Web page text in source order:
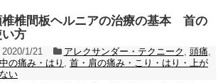
椎椎間板ヘルニアの治療の基本 首の
方
2020/1/21 アレクサンダー・テクニーク , 頭痛,
の痛み・はり , 首・肩の痛み・こり・はり・上が
い